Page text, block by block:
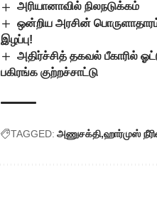
அரியானாவில் நிலநடுக்கம்
ஒன்றிய அரசின்
இழப்பு!
அதிர்ச்சித் தகவல் பீகாரில்
பகிரங்க குற்றச்சாட்டு
TAGGED: அணுசக்தி ஹார்முஸ்